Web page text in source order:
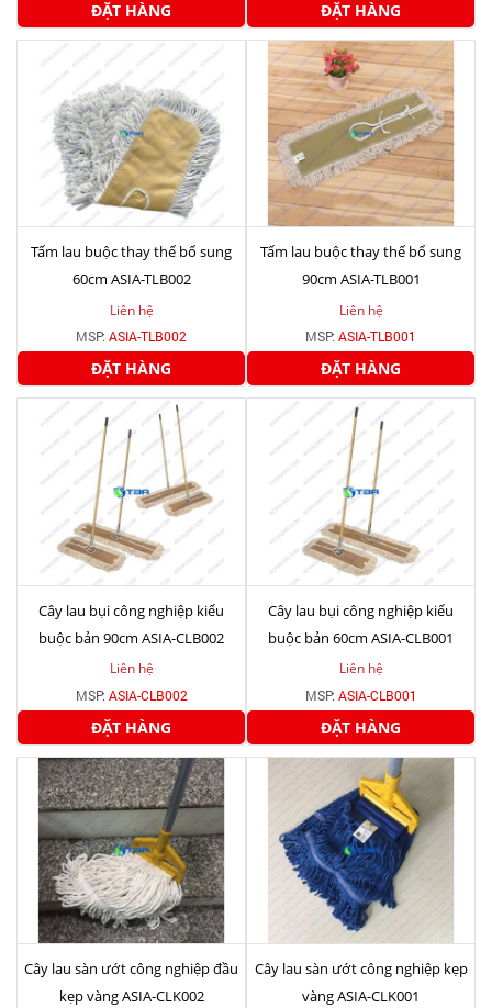
ĐẶT HÀNG ĐẶT HÀNG
Tấm lau buộc thay thế bổ sung
60cm ASIA-TLB002
Liên hệ
MSP: ASIA-TLB002
ĐẶT HÀNG
Tấm lau buộc thay thế bổ sung
90cm ASIA-TLB001
Liên hệ
MSP: ASIA-TLB001
ĐẶT HÀNG
Cây lau bụi công nghiệp kiểu
buộc bản 90cm ASIA-CLB002
Liên hệ
MSP: ASIA-CLB002
ĐẶT HÀNG
Cây lau bụi công nghiệp kiểu
buộc bản 60cm ASIA-CLB001
Liên hệ
MSP: ASIA-CLB001
ĐẶT HÀNG
Cây lau sàn ướt công nghiệp đầu
kẹp vàng ASIA-CLK002
Cây lau sàn ướt công nghiệp kẹp
vàng ASIA-CLK001